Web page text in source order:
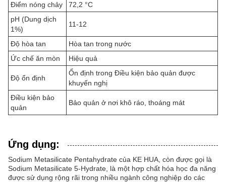
Điểm nóng chảy
72,2 °C
pH (Dung dịch
1%)
11-12
Độ hòa tan
Hòa tan trong nước
Ức chế ăn mòn
Hiệu quả
Độ ổn định
Ổn định trong Điều kiện bảo quản được
khuyến nghị
Điều kiện bảo
quản
Bảo quản ở nơi khô ráo, thoáng mát
Ứng dụng:
Sodium Metasilicate Pentahydrate của KE HUA, còn được gọi là
Sodium Metasilicate 5-Hydrate, là một hợp chất hóa học đa năng
được sử dụng rộng rãi trong nhiều ngành công nghiệp do các